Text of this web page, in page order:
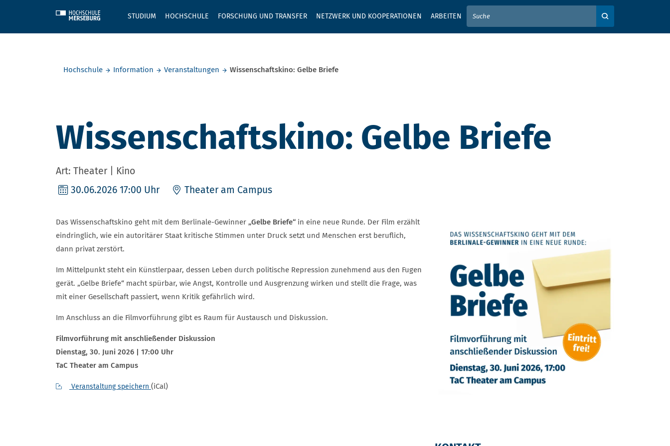
STUDIUM HOCHSCHULE FORSCHUNG UND TRANSFER NETZWERK UND KOOPERATIONEN ARBEITEN
GEBEN SIE HIER IHREN SUCHBEGRIFF EIN
Hochschule
Information Veranstaltungen Wissenschaftskino: Gelbe Briefe
Wissenschaftskino: Gelbe Briefe
Art: Theater | Kino
30.06.2026 17:00 Uhr Theater am Campus
Das Wissenschaftskino geht mit dem Berlinale-Gewinner „Gelbe Briefe“ in eine neue Runde. Der Film erzählt
eindringlich, wie ein autoritärer Staat kritische Stimmen unter Druck setzt und Menschen erst beruflich,
dann privat zerstört.
Im Mittelpunkt steht ein Künstlerpaar, dessen Leben durch politische Repression zunehmend aus den Fugen
gerät. „Gelbe Briefe“ macht spürbar, wie Angst, Kontrolle und Ausgrenzung wirken und stellt die Frage, was
mit einer Gesellschaft passiert, wenn Kritik gefährlich wird.
Im Anschluss an die Filmvorführung gibt es Raum für Austausch und Diskussion.
Filmvorführung mit anschließender Diskussion
Dienstag, 30. Juni 2026 | 17:00 Uhr
TaC Theater am Campus
Veranstaltung speichern (iCal)